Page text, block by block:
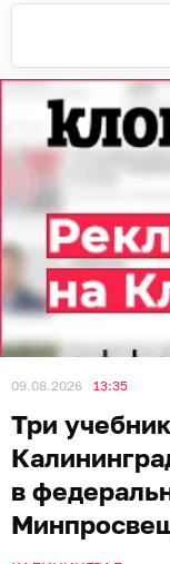
09.08.2026 13:35
Три
в